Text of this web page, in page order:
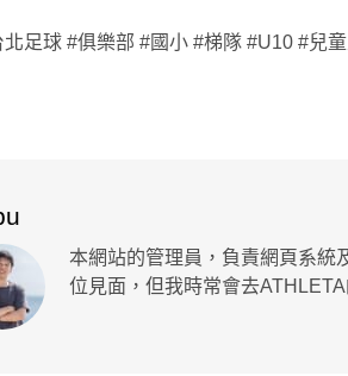
足球 #俱樂部 #國小 #梯隊 #U10 #兒
本網站的管理員，負責網頁系統
位見面，但我時常會去